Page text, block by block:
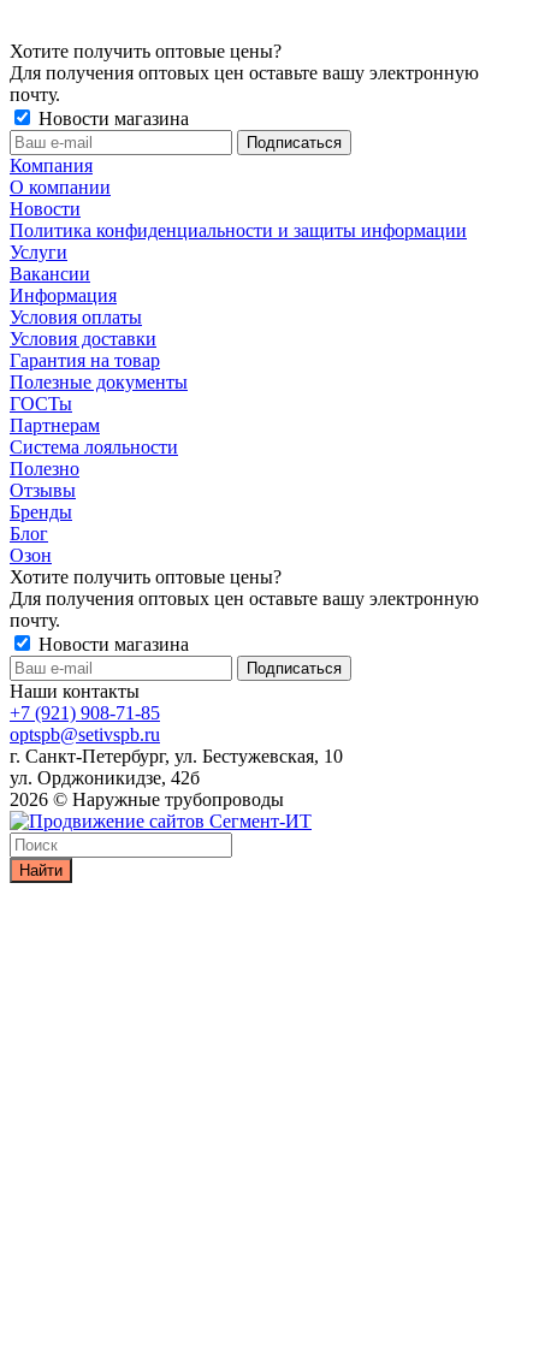
Хотите получить оптовые цены?
Для получения оптовых цен оставьте вашу электронную
почту.
Новости магазина
Компания
О компании
Новости
Политика конфиденциальности и защиты информации
Услуги
Вакансии
Информация
Условия оплаты
Условия доставки
Гарантия на товар
Полезные документы
ГОСТы
Партнерам
Система лояльности
Полезно
Отзывы
Бренды
Блог
Озон
Хотите получить оптовые цены?
Для получения оптовых цен оставьте вашу электронную
почту.
Новости магазина
Наши контакты
+7 (921) 908-71-85
optspb@setivspb.ru
г. Санкт-Петербург, ул. Бестужевская, 10
ул. Орджоникидзе, 42б
2026 © Наружные трубопроводы
Найти